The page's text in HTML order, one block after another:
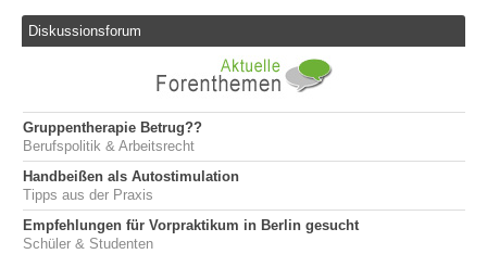
Diskussionsforum
Gruppentherapie Betrug??
Berufspolitik & Arbeitsrecht
Handbeißen als Autostimulation
Tipps aus der Praxis
Empfehlungen für Vorpraktikum in Berlin gesucht
Schüler & Studenten